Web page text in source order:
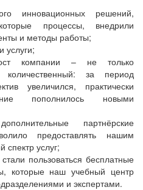
инновационных решений,
процессы, внедрили
и методы работы;
услуги;
компании – не только
за период
увеличился, практически
пополнилось новыми
партнёрские
предоставлять нашим
спектр услуг;
пользоваться бесплатные
которые наш учебный центр
и экспертами.